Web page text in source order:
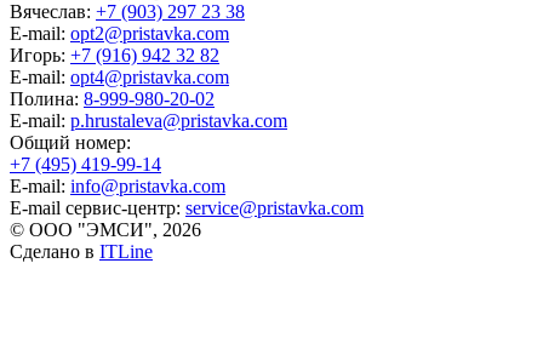
Вячеслав: +7 (903) 297 23 38
E-mail: opt2@pristavka.com
Игорь: +7 (916) 942 32 82
E-mail: opt4@pristavka.com
Полина: 8-999-980-20-02
E-mail: p.hrustaleva@pristavka.com
Общий номер:
+7 (495) 419-99-14
E-mail: info@pristavka.com
E-mail сервис-центр: service@pristavka.com
© ООО "ЭМСИ", 2026
Сделано в ITLine